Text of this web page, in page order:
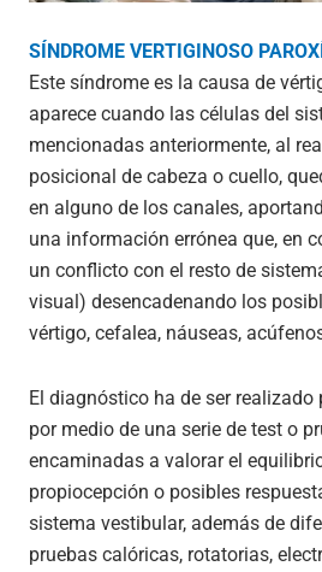
SÍNDROME VERTIGINOSO
Este síndrome es la causa de
aparece cuando las células del
mencionadas anteriormente, al
posicional de cabeza o cuello,
en alguno de los canales,
una información errónea que, en
un conflicto con el resto de
visual) desencadenando los
vértigo, cefalea, náuseas,
El diagnóstico ha de ser realizado
por medio de una serie de test o
encaminadas a valorar el
propiocepción o posibles
sistema vestibular, además de
pruebas calóricas, rotatorias,